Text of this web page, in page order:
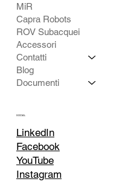
MiR
Capra Robots
ROV Subacquei
Accessori
Contatti
Blog
Documenti
SOCIAL
LinkedIn
Facebook
YouTube
Instagram